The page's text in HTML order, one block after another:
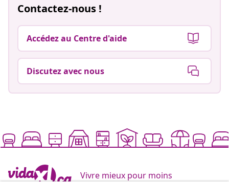
Contactez-nous !
Accédez au Centre d'aide
Discutez avec nous
Vivre mieux pour moins